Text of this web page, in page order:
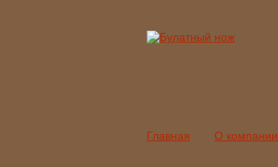
Главная О компании